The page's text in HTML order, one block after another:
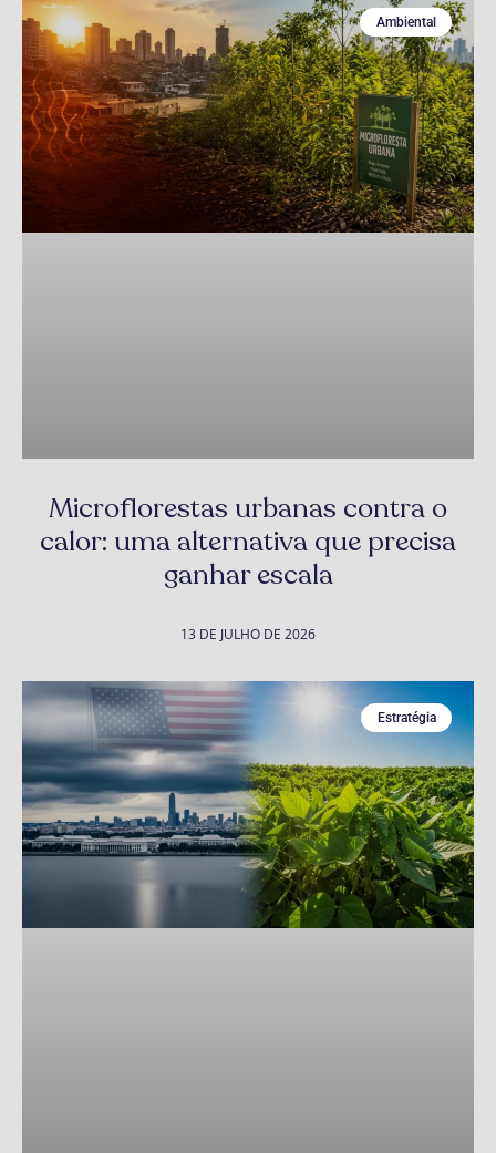
Ambiental
Microflorestas urbanas contra o
calor: uma alternativa que precisa
ganhar escala
13 DE JULHO DE 2026
Estratégia